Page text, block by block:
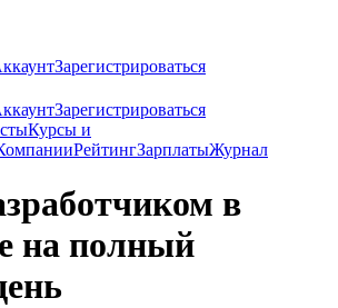
Зарегистрироваться
Зарегистрироваться
Курсы и
РейтингЗарплатыЖурнал
в
на полный